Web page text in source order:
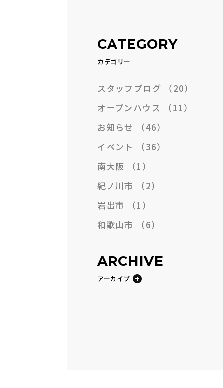
CATEGORY
カテゴリー
スタッフブログ （20）
オープンハウス
（11）
お知らせ
（46）
イベント
（36）
南大阪 （1）
紀ノ川市
（2）
岩出市 （1）
和歌山市
（6）
ARCHIVE
アーカイブ